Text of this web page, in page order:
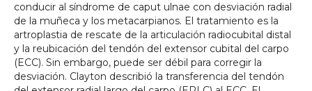
conducir al síndrome de caput ulnae con desviación radial
de la muñeca y los metacarpianos. El tratamiento es la
artroplastia de rescate de la articulación radiocubital distal
y la reubicación del tendón del extensor cubital del carpo
(ECC). Sin embargo, puede ser débil para corregir la
desviación. Clayton describió la transferencia del tendón